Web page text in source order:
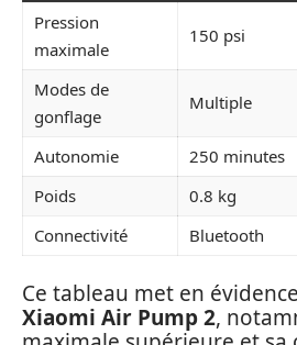
Pression
maximale
150 psi
Modes de
gonflage
Multiple
Autonomie 250 minutes
Poids
0.8 kg
Connectivité
Bluetooth
Ce tableau met en
Xiaomi Air Pump 2,